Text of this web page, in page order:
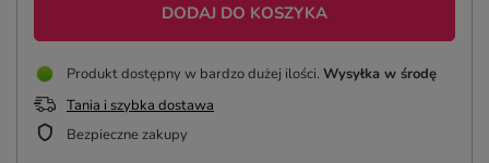
DODAJ DO KOSZYKA
Produkt dostępny w bardzo dużej ilości Wysyłka w środę
Tania i szybka dostawa
Bezpieczne zakupy